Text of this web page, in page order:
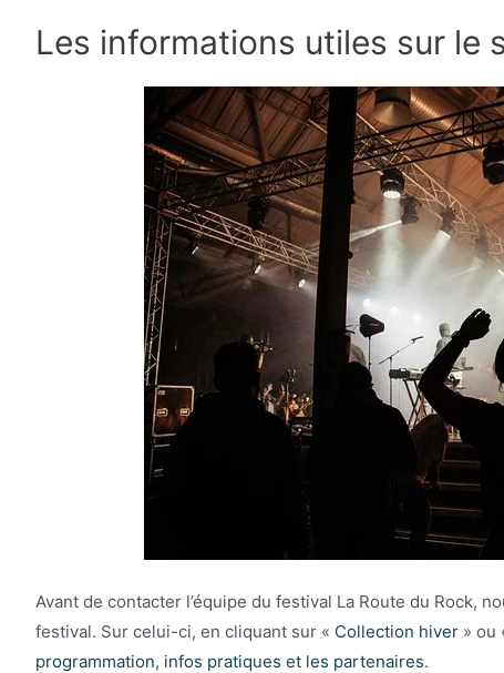
Les informations utiles sur le
Avant de contacter l’équipe du festival La Route du Rock,
festival. Sur celui-ci, en cliquant sur « Collection hiver » ou
programmation, infos pratiques et les partenaires.